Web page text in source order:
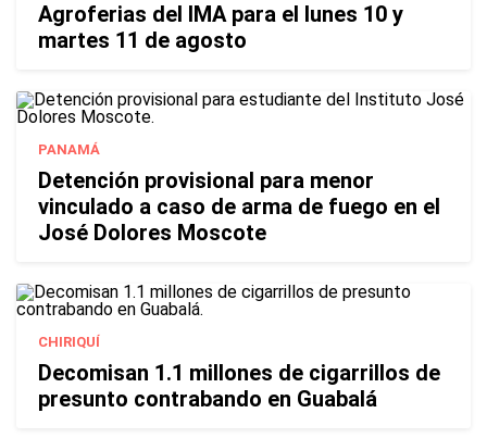
Agroferias del IMA para el lunes 10 y
martes 11 de agosto
PANAMÁ
Detención provisional para menor
vinculado a caso de arma de fuego en el
José Dolores Moscote
CHIRIQUÍ
Decomisan 1.1 millones de cigarrillos de
presunto contrabando en Guabalá